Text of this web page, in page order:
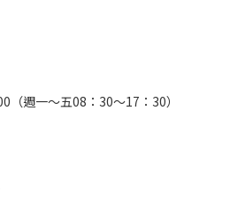
週一～五08：30～17：30）